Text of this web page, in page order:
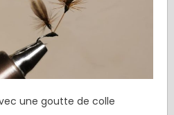
une goutte de colle